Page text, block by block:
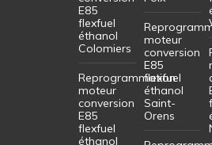
E85
flexfuel
éthanol
Colomiers
Reprogrammation
moteur
conversion
E85
flexfuel
éthanol
moteur
conversion
E85
flexfuel
éthanol
Saint-
Orens